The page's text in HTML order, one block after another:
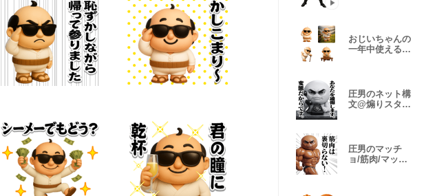
おじいちゃんの
一年中使える絵
圧男のネット構
文@煽りスタン
圧男のマッチ
ョ/筋肉/マッス